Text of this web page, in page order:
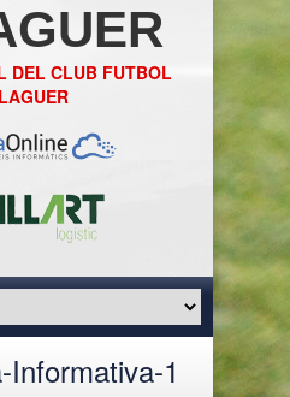
DEL CLUB FUTBOL
1